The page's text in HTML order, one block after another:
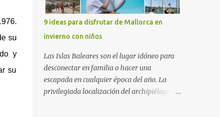
su
y
su
Anna Llort, adjunta del Servicio de
Oncología Pediátrica del Hospital Vall
d’Hebron e investigadora del grupo de
Investigación Traslacional en Cáncer en la
Infancia y la Adolescencia del Vall d’Hebron
Instituto de Investigación (VHIR); Anna Saló,
psicóloga del Servicio de Oncología
Pediátrica del Vall d’Hebron y del grupo de
9 ideas para disfrutar de Mallorca en
invierno con niños
Las Islas Baleares son el lugar idóneo para
desconectar en familia o hacer una
escapada en cualquier época del año. La
privilegiada localización del archipiélago